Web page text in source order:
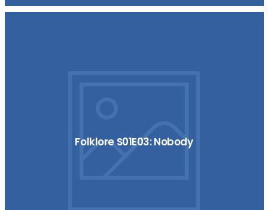
Folklore S01E03: Nobody